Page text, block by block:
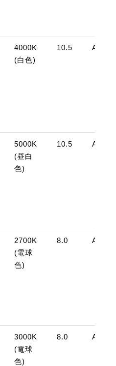
4000K
(白色)
10.5
5000K
(昼白
色)
10.5
2700K
(電球
色)
8.0
3000K
(電球
色)
8.0